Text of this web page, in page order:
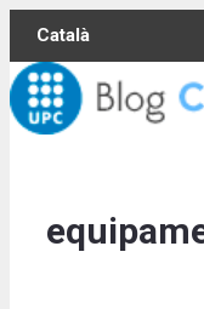
Skip
content
Català